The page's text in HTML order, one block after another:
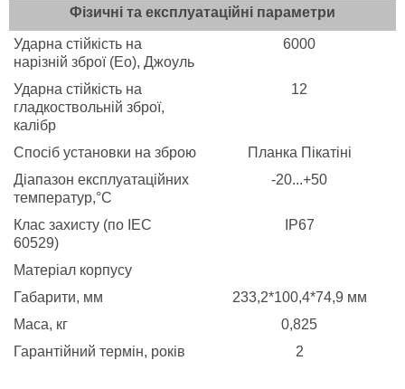
Фізичні та експлуатаційні параметри
Ударна стійкість на
нарізній зброї (Eo), Джоуль
6000
Ударна стійкість на
гладкоствольній зброї,
калібр
12
Спосіб установки на зброю
Планка Пікатіні
Діапазон експлуатаційних
температур,°C
-20...+50
Клас захисту (по IEC
60529)
IP67
Матеріал корпусу
Габарити, мм
233,2*100,4*74,9 мм
Маса, кг
0,825
Гарантійний термін, років
2